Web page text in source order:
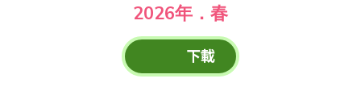
2026年．春
下載